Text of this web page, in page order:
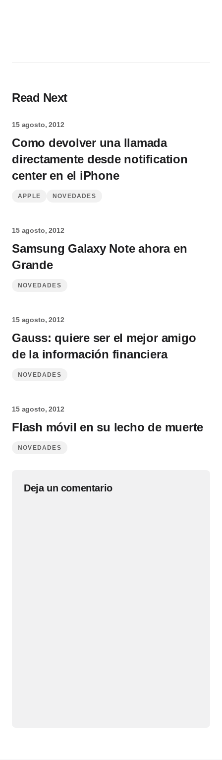
Read Next
15 agosto, 2012
Como devolver una llamada
directamente desde notification
center en el iPhone
APPLE NOVEDADES
15 agosto, 2012
Samsung Galaxy Note ahora en
Grande
NOVEDADES
15 agosto, 2012
Gauss: quiere ser el mejor amigo
de la información financiera
NOVEDADES
15 agosto, 2012
Flash móvil en su lecho de muerte
NOVEDADES
Deja un comentario